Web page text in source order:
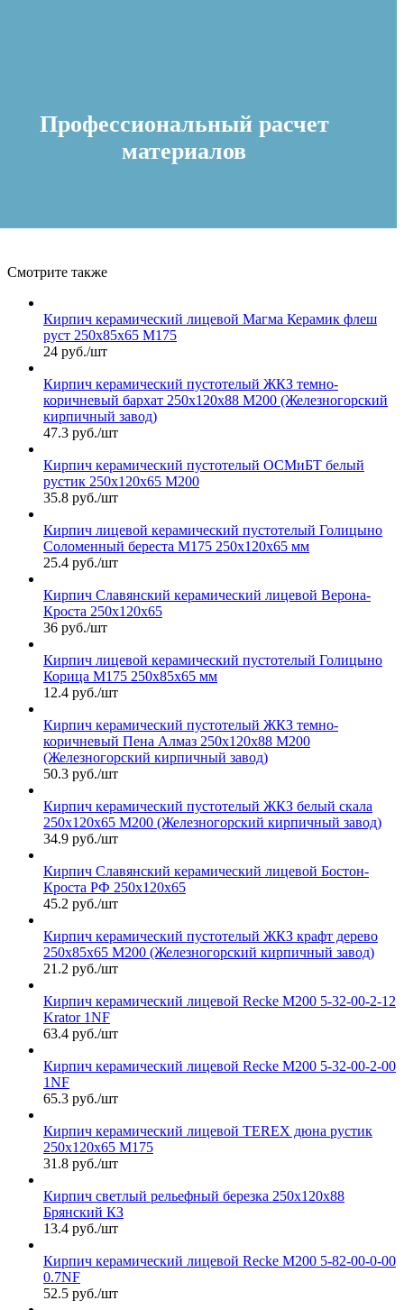
Профессиональный расчет
материалов
Смотрите также
Кирпич керамический лицевой Магма Керамик флеш
руст 250х85х65 М175
24 руб./шт
Кирпич керамический пустотелый ЖКЗ темно-
коричневый бархат 250х120х88 М200 (Железногорский
кирпичный завод)
47.3 руб./шт
Кирпич керамический пустотелый ОСМиБТ белый
рустик 250х120х65 М200
35.8 руб./шт
Кирпич лицевой керамический пустотелый Голицыно
Соломенный береста М175 250х120х65 мм
25.4 руб./шт
Кирпич Славянский керамический лицевой Верона-
Кроста 250х120х65
36 руб./шт
Кирпич лицевой керамический пустотелый Голицыно
Корица М175 250х85х65 мм
12.4 руб./шт
Кирпич керамический пустотелый ЖКЗ темно-
коричневый Пена Алмаз 250х120х88 М200
(Железногорский кирпичный завод)
50.3 руб./шт
Кирпич керамический пустотелый ЖКЗ белый скала
250х120х65 М200 (Железногорский кирпичный завод)
34.9 руб./шт
Кирпич Славянский керамический лицевой Бостон-
Кроста РФ 250х120х65
45.2 руб./шт
Кирпич керамический пустотелый ЖКЗ крафт дерево
250х85х65 М200 (Железногорский кирпичный завод)
21.2 руб./шт
Кирпич керамический лицевой Recke М200 5-32-00-2-12
Krator 1NF
63.4 руб./шт
Кирпич керамический лицевой Recke М200 5-32-00-2-00
1NF
65.3 руб./шт
Кирпич керамический лицевой TEREX дюна рустик
250х120х65 М175
31.8 руб./шт
Кирпич светлый рельефный березка 250х120х88
Брянский КЗ
13.4 руб./шт
Кирпич керамический лицевой Recke М200 5-82-00-0-00
0.7NF
52.5 руб./шт